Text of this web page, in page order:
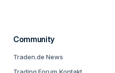
Community
Traden.de News